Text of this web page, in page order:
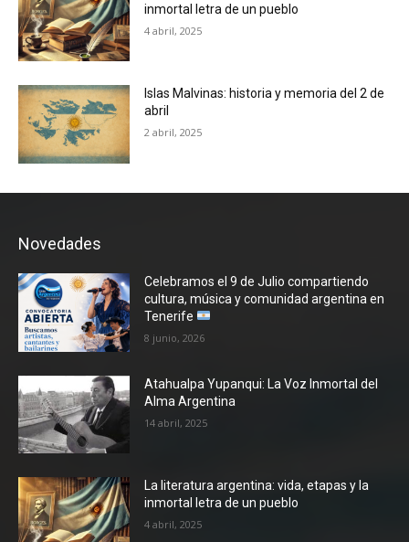
inmortal letra de un pueblo
4 abril, 2025
Islas Malvinas: historia y memoria del 2 de
abril
2 abril, 2025
Novedades
Celebramos el 9 de Julio compartiendo
cultura, música y comunidad argentina en
Tenerife
8 junio, 2026
Atahualpa Yupanqui: La Voz Inmortal del
Alma Argentina
14 abril, 2025
La literatura argentina: vida, etapas y la
inmortal letra de un pueblo
4 abril, 2025